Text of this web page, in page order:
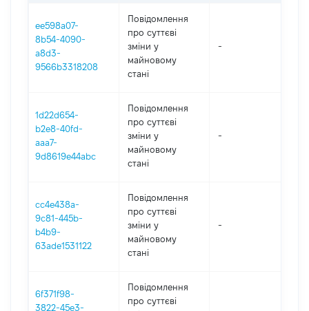
ee598a07-
8b54-4090-
a8d3-
9566b3318208
Повідомлення
про суттєві
зміни y
майновому
стані
-
1d22d654-
b2e8-40fd-
aaa7-
9d8619e44abc
Повідомлення
про суттєві
зміни y
майновому
стані
-
cc4e438a-
9c81-445b-
b4b9-
63ade1531122
Повідомлення
про суттєві
зміни y
майновому
стані
-
6f371f98-
3822-45e3-
Повідомлення
про суттєві